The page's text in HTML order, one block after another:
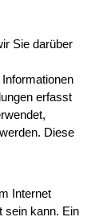
Sie darüber
erfasst
Diese
Internet
sein kann. Ein